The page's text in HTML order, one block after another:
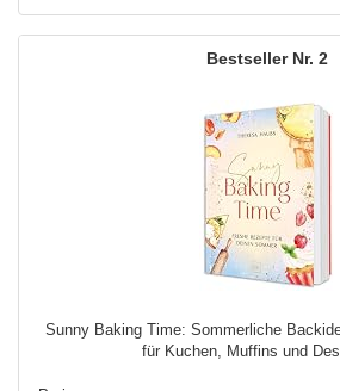
2
Sunny Baking Time: Sommerliche
für Kuchen, Muffins und